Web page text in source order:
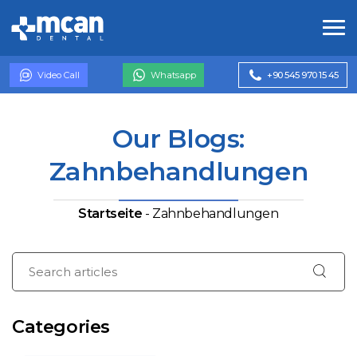
Video Call Whatsapp +90 545 970 15 45
Our Blogs:
Zahnbehandlungen
Startseite - Zahnbehandlungen
Categories